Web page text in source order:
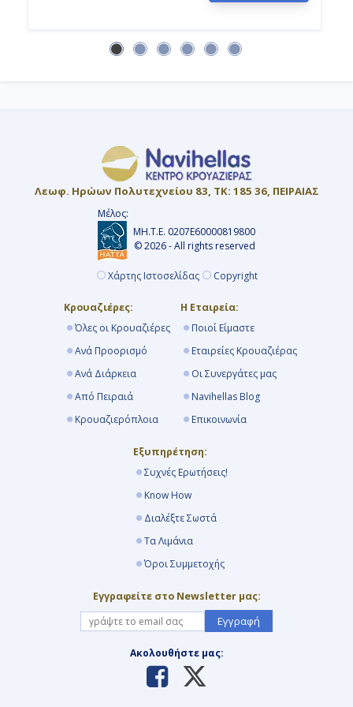
Λιβόρνο (Φλωρεντία & Πίζα), Ιταλία
7:00
Ημέρα 17η
Τσιβιταβέκια - Ρώμη, Ιταλία
Αποβίβαση
Λεωφ. Ηρώων Πολυτεχνείου 83, ΤΚ: 185 36, ΠΕΙΡΑΙΑΣ
Μέλος:
ΜΗ.Τ.Ε. 0207Ε60000819800
© 2026 - All rights reserved
Χάρτης Ιστοσελίδας Copyright
Κρουαζιέρες:
Όλες οι Κρουαζιέρες
Ανά Προορισμό
Ανά Διάρκεια
Από Πειραιά
Κρουαζιερόπλοια
Η Εταιρεία:
Ποιοί Είμαστε
Εταιρείες Κρουαζιέρας
Οι Συνεργάτες μας
Navihellas Blog
Επικοινωνία
Εξυπηρέτηση:
Συχνές Ερωτήσεις!
Know How
Διαλέξτε Σωστά
Τα Λιμάνια
Όροι Συμμετοχής
Εγγραφείτε στο Newsletter μας:
Εγγραφή
Ακολουθήστε μας: